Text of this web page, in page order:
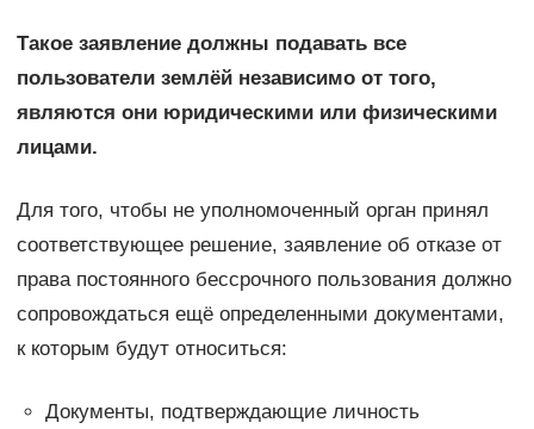
Такое заявление должны подавать все
пользователи землёй независимо от того,
являются они юридическими или физическими
лицами.
Для того, чтобы не уполномоченный орган принял
соответствующее решение, заявление об отказе от
права постоянного бессрочного пользования должно
сопровождаться ещё определенными документами,
к которым будут относиться:
Документы, подтверждающие личность